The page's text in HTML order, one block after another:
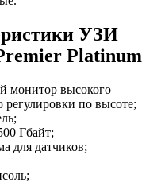
УЗИ
Platinum
монитор высокого
по высоте;
Гбайт;
для датчиков;